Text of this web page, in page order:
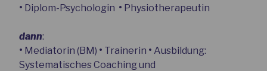
• Diplom-Psychologin • Physiotherapeutin
dann:
• Mediatorin (BM) • Trainerin • Ausbildung:
Systematisches Coaching und